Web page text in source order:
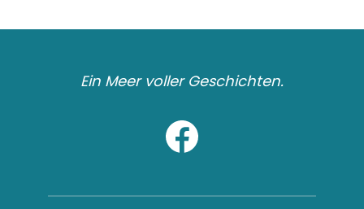
Ein Meer voller Geschichten.